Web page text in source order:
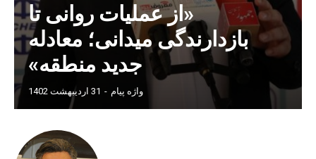
«از عملیات روانی تا
بازدارندگی میدانی؛ معادله
جدید منطقه»
واژه پیام - 31 اردیبهشت 1402